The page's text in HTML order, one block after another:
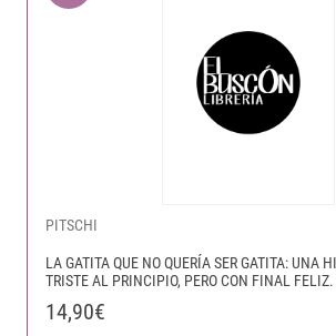
PITSCHI
LA GATITA QUE NO QUERÍA SER GATITA: UNA
TRISTE AL PRINCIPIO, PERO CON FINAL FELIZ.
14,90€